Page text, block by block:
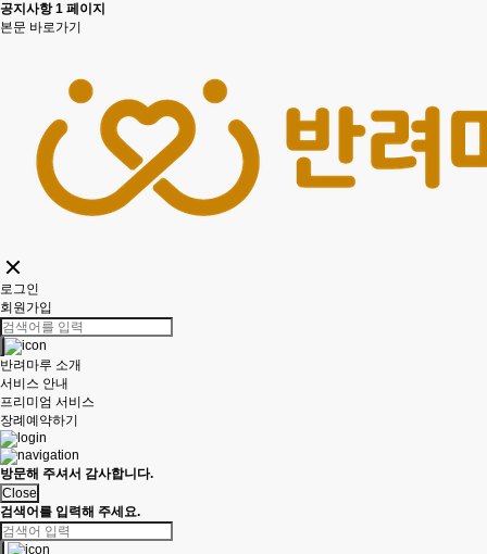
공지사항 1 페이지
본문 바로가기
로그인
회원가입
반려마루 소개
서비스 안내
프리미엄 서비스
장례예약하기
방문해 주셔서 감사합니다.
Close
검색어를 입력해 주세요.